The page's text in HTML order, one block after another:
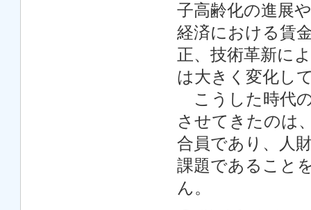
子高齢化の進展
経済における賃
正、技術革新に
は大きく変化し
こうした時代
させてきたのは
合員であり、人
課題であること
ん。